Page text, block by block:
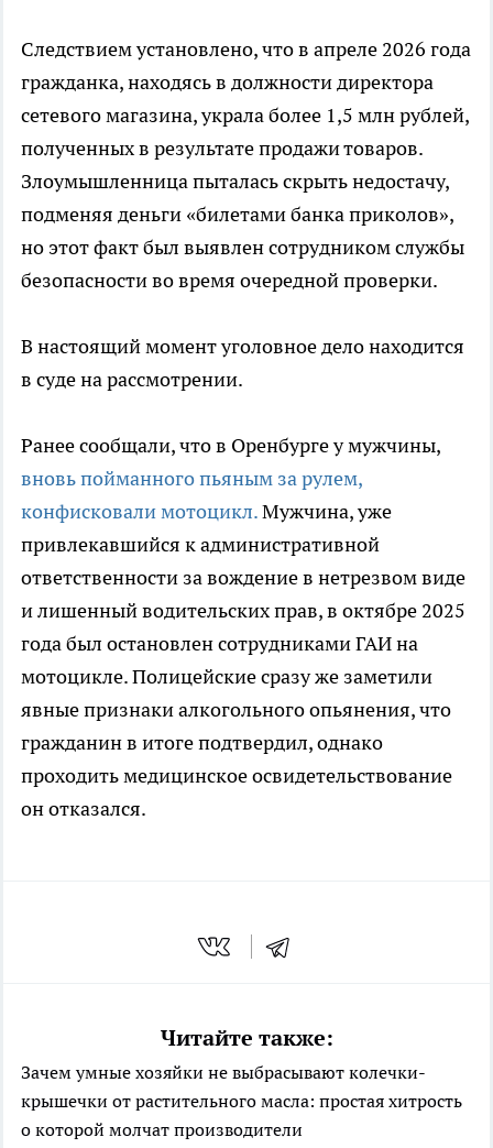
Следствием установлено, что в апреле 2026 года
гражданка, находясь в должности директора
сетевого магазина, украла более 1,5 млн рублей,
полученных в результате продажи товаров.
Злоумышленница пыталась скрыть недостачу,
подменяя деньги «билетами банка приколов»,
но этот факт был выявлен сотрудником службы
безопасности во время очередной проверки.
В настоящий момент уголовное дело находится
в суде на рассмотрении.
Ранее сообщали, что в Оренбурге у мужчины,
вновь пойманного пьяным за рулем,
конфисковали мотоцикл.Мужчина, уже
привлекавшийся к административной
ответственности за вождение в нетрезвом виде
и лишенный водительских прав, в октябре 2025
года был остановлен сотрудниками ГАИ на
мотоцикле. Полицейские сразу же заметили
явные признаки алкогольного опьянения, что
гражданин в итоге подтвердил, однако
проходить медицинское освидетельствование
он отказался.
Читайте также:
Зачем умные хозяйки не выбрасывают колечки-
крышечки от растительного масла: простая хитрость
о которой молчат производители